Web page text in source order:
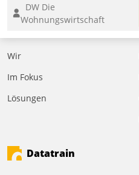
eine digitale Zukunft zu
finden, ist das Ziel des
Awards „Digitalpioniere
der
Bewerben können sich
dafür ein Team
DW Die
Wohnungswirtschaft
Wir
Im Fokus
Lösungen
Datatrain